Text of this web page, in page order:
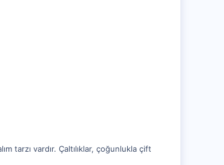
tarzı vardır. Çaltılıklar, çoğunlukla çift